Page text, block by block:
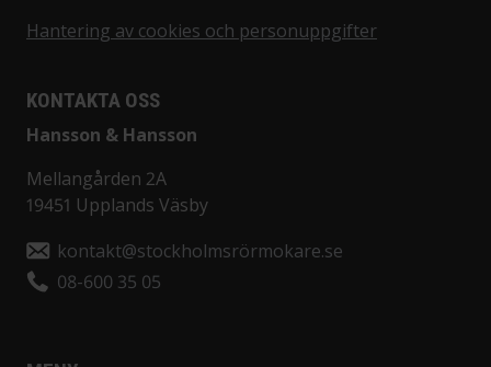
Hantering av cookies och personuppgifter
KONTAKTA OSS
Hansson & Hansson
Mellangården 2A
19451 Upplands Väsby
kontakt@stockholmsrörmokare.se
08-600 35 05